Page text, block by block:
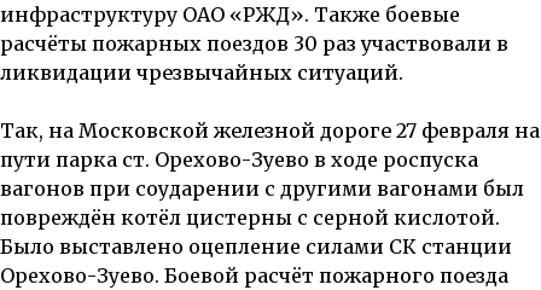
инфраструктуру ОАО «РЖД». Также боевые
расчёты пожарных поездов 30 раз участвовали в
ликвидации чрезвычайных ситуаций.
Так, на Московской железной дороге 27 февраля на
пути парка ст. Орехово-Зуево в ходе роспуска
вагонов при соударении с другими вагонами был
повреждён котёл цистерны с серной кислотой.
Было выставлено оцепление силами СК станции
Орехово-Зуево. Боевой расчёт пожарного поезда